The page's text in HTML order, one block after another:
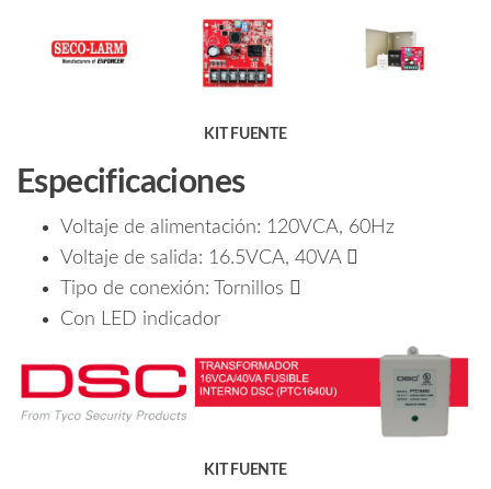
KIT FUENTE
Especificaciones
Voltaje de alimentación: 120VCA, 60Hz
Voltaje de salida: 16.5VCA, 40VA 
Tipo de conexión: Tornillos 
Con LED indicador
KIT FUENTE